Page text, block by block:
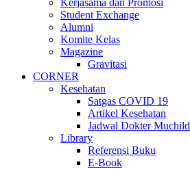
Kerjasama dan Promosi
Student Exchange
Alumni
Komite Kelas
Magazine
Gravitasi
CORNER
Kesehatan
Satgas COVID 19
Artikel Kesehatan
Jadwal Dokter Muchild
Library
Referensi Buku
E-Book